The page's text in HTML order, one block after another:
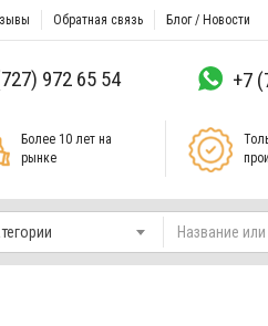
Обратная связь Блог / Новости
972 65 54 +7
Более 10 лет на
рынке